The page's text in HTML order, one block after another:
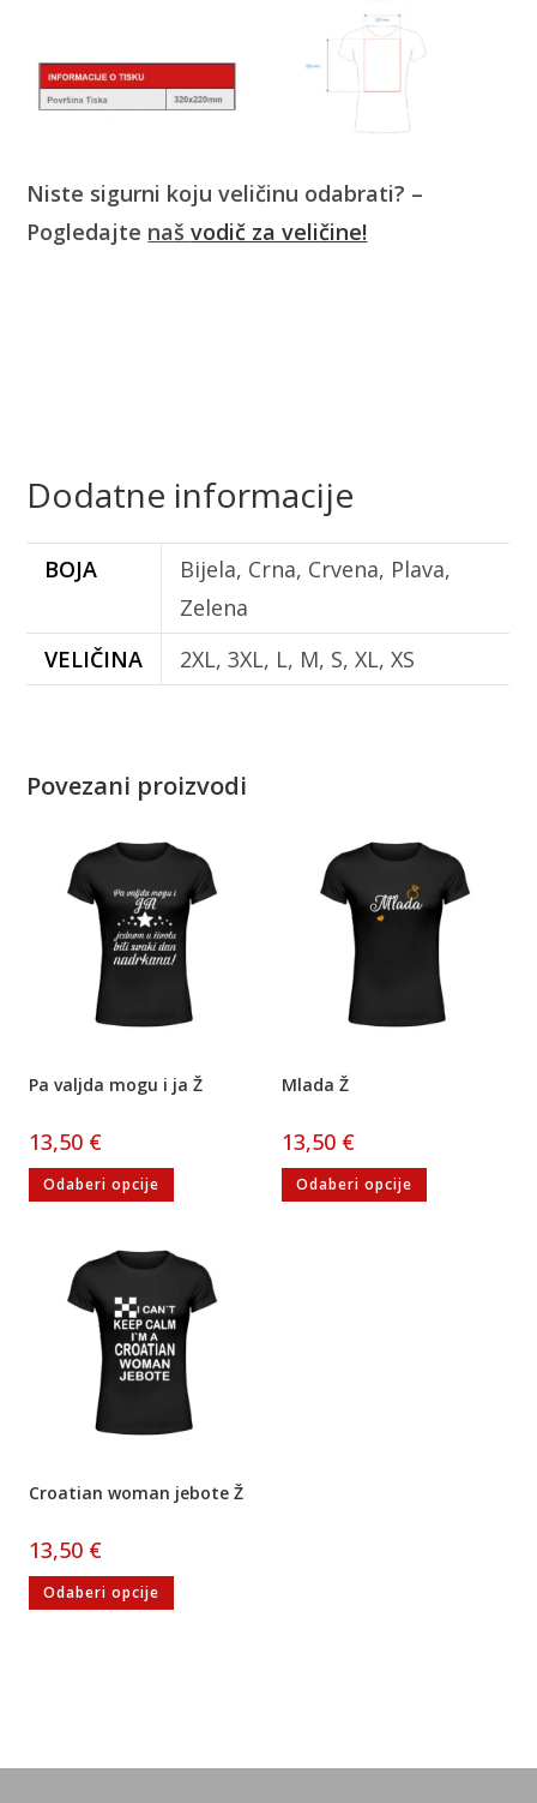
Niste sigurni koju veličinu odabrati? –
Pogledajte našvodič za veličine!
Dodatne informacije
BOJA
Bijela, Crna, Crvena, Plava,
Zelena
VELIČINA
2XL, 3XL, L, M, S, XL, XS
Povezani proizvodi
Pa valjda mogu i ja Ž
13,50 €
Odaberi opcije
Mlada Ž
13,50 €
Odaberi opcije
Croatian woman jebote Ž
13,50 €
Odaberi opcije